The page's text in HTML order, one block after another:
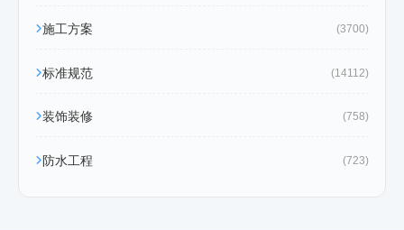
施工方案 (3700)
标准规范 (14112)
装饰装修 (758)
防水工程 (723)